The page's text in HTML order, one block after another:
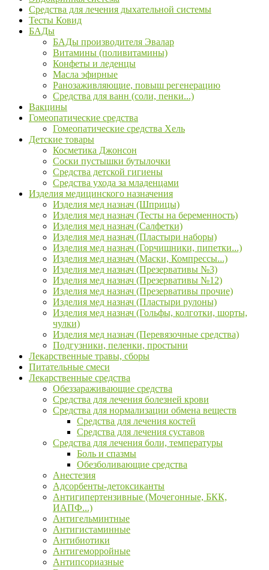
Средства для лечения дыхательной системы
Тесты Ковид
БАДы
БАДы производителя Эвалар
Витамины (поливитамины)
Конфеты и леденцы
Масла эфирные
Ранозаживляющие, повыш регенерацию
Средства для ванн (соли, пенки...)
Вакцины
Гомеопатические средства
Гомеопатические средства Хель
Детские товары
Косметика Джонсон
Соски пустышки бутылочки
Средства детской гигиены
Средства ухода за младенцами
Изделия медицинского назначения
Изделия мед назнач (Шприцы)
Изделия мед назнач (Тесты на беременность)
Изделия мед назнач (Салфетки)
Изделия мед назнач (Пластыри наборы)
Изделия мед назнач (Горчишники, пипетки...)
Изделия мед назнач (Маски, Компрессы...)
Изделия мед назнач (Презервативы №3)
Изделия мед назнач (Презервативы №12)
Изделия мед назнач (Презервативы прочие)
Изделия мед назнач (Пластыри рулоны)
Изделия мед назнач (Гольфы, колготки, шорты,
чулки)
Изделия мед назнач (Перевязочные средства)
Подгузники, пеленки, простыни
Лекарственные травы, сборы
Питательные смеси
Лекарственные средства
Обеззараживающие средства
Средства для лечения болезней крови
Средства для нормализации обмена веществ
Средства для лечения костей
Средства для лечения суставов
Средства для лечения боли, температуры
Боль и спазмы
Обезболивающие средства
Анестезия
Адсорбенты-детоксиканты
Антигипертензивные (Мочегонные, БКК,
ИАПФ...)
Антигельминтные
Антигистаминные
Антибиотики
Антигеморройные
Антипсориазные